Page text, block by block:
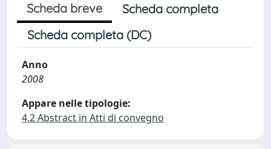
Scheda breve
Scheda completa
Scheda completa (DC)
Anno
2008
Appare nelle tipologie:
4.2 Abstract in Atti di convegno